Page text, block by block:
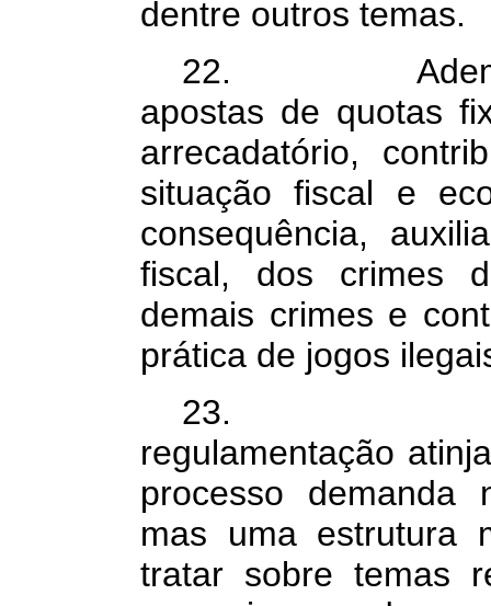
dentre outros temas.
22. Ademais,
apostas de quotas
arrecadatório,
situação fiscal e
consequência,
fiscal, dos crimes
demais crimes e
prática de jogos
23.
regulamentação
processo demanda
mas uma estrutura
tratar sobre temas